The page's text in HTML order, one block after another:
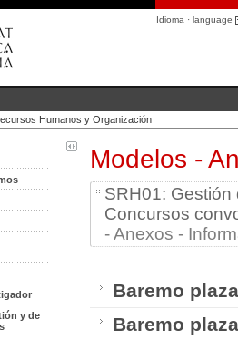
Idioma · language
Humanos y Organización
y de
Modelos -
SRH01:
Concursos
- Anexos -
Baremo
Baremo